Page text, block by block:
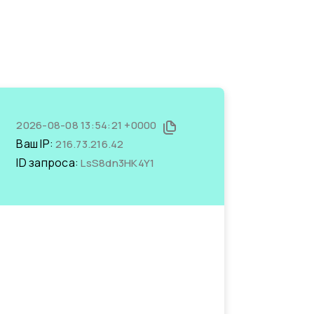
2026-08-08 13:54:21 +0000
Ваш IP:216.73.216.42
ID запроса:LsS8dn3HK4Y1